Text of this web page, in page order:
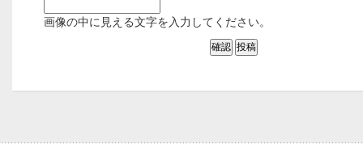
画像の中に見える文字を入力してください。